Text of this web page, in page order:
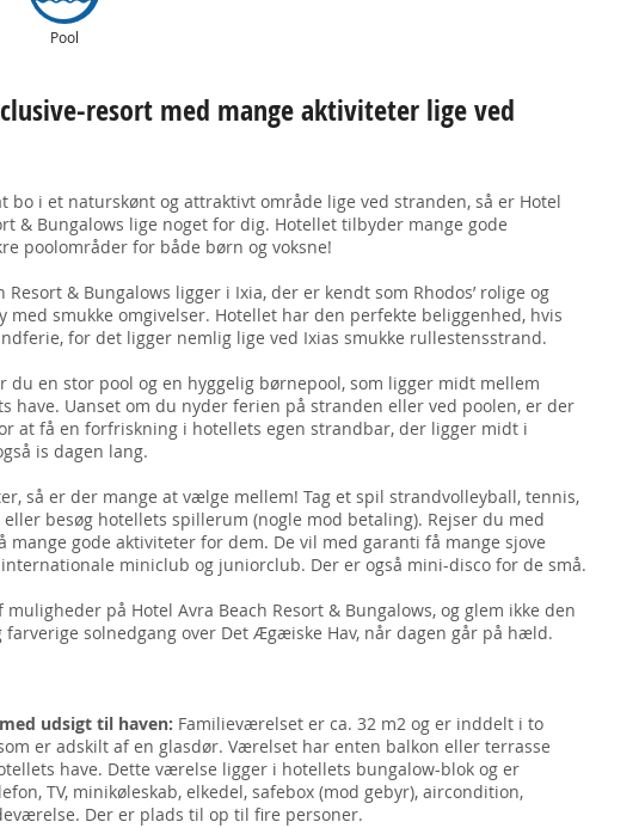
Pool
resort med mange aktiviteter lige ved
bo i et naturskønt og attraktivt område lige ved stranden, så er Hotel
& Bungalows lige noget for dig. Hotellet tilbyder mange gode
poolområder for både børn og voksne!
Resort & Bungalows ligger i Ixia, der er kendt som Rhodos’ rolige og
med smukke omgivelser. Hotellet har den perfekte beliggenhed, hvis
for det ligger nemlig lige ved Ixias smukke rullestensstrand.
du en stor pool og en hyggelig børnepool, som ligger midt mellem
have. Uanset om du nyder ferien på stranden eller ved poolen, er der
at få en forfriskning i hotellets egen strandbar, der ligger midt i
is dagen lang.
så er der mange at vælge mellem! Tag et spil strandvolleyball, tennis,
besøg hotellets spillerum (nogle mod betaling). Rejser du med
mange gode aktiviteter for dem. De vil med garanti få mange sjove
miniclub og juniorclub. Der er også mini-disco for de små.
muligheder på Hotel Avra Beach Resort & Bungalows, og glem ikke den
farverige solnedgang over Det Ægæiske Hav, når dagen går på hæld.
udsigt til haven: Familieværelset er ca. 32 m2 og er inddelt i to
er adskilt af en glasdør. Værelset har enten balkon eller terrasse
have. Dette værelse ligger i hotellets bungalow-blok og er
TV, minikøleskab, elkedel, safebox (mod gebyr), aircondition,
Der er plads til op til fire personer.